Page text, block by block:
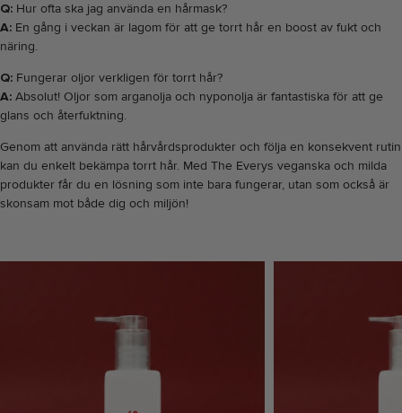
Q: Hur ofta ska jag använda en hårmask?
A: En gång i veckan är lagom för att ge torrt hår en boost av fukt och
näring.
Q: Fungerar oljor verkligen för torrt hår?
A: Absolut! Oljor som arganolja och nyponolja är fantastiska för att ge
glans och återfuktning.
Genom att använda rätt hårvårdsprodukter och följa en konsekvent rutin
kan du enkelt bekämpa torrt hår. Med The Everys veganska och milda
produkter får du en lösning som inte bara fungerar, utan som också är
skonsam mot både dig och miljön!